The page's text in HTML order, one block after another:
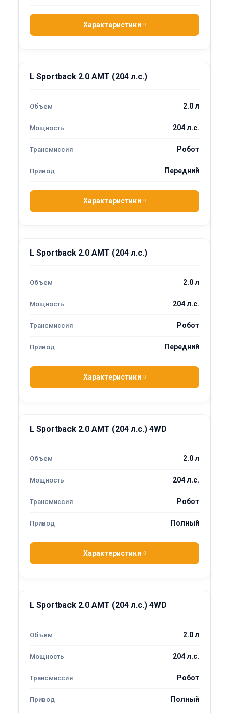
Характеристики
L Sportback 2.0 AMT (204 л.с.)
2.0 л
204 л.с.
Робот
Передний
Характеристики
L Sportback 2.0 AMT (204 л.с.)
2.0 л
204 л.с.
Робот
Передний
Характеристики
L Sportback 2.0 AMT (204 л.с.) 4WD
2.0 л
204 л.с.
Робот
Полный
Характеристики
L Sportback 2.0 AMT (204 л.с.) 4WD
2.0 л
204 л.с.
Робот
Полный